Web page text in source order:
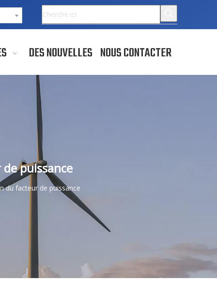
DES NOUVELLES NOUS CONTACTER
puissance
du facteur de puissance